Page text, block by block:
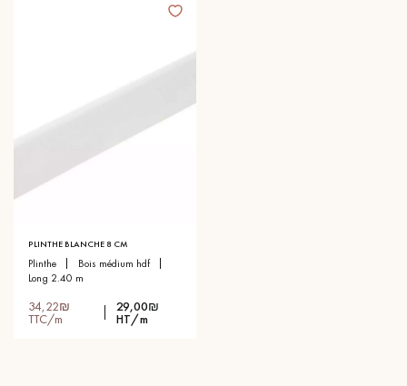
PLINTHE BLANCHE 8 CM
plinthe
bois médium hdf
long 2.40 m
34,22₪
TTC/m
29,00₪
HT/m